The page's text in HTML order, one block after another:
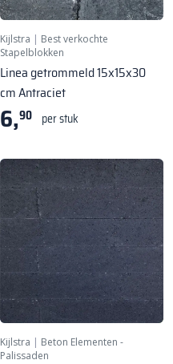
Kijlstra | Best verkochte
Stapelblokken
Linea getrommeld 15x15x30
cm Antraciet
6,90 per stuk
Kijlstra | Beton Elementen -
Palissaden